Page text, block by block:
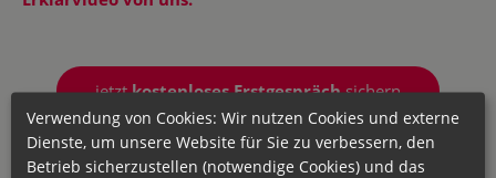
jetztkostenloses Erstgesprächsichern
Kunde
Roularta
Verwendung von Cookies: Wir nutzen Cookies und externe
Dienste, um unsere Website für Sie zu verbessern, den
Betrieb sicherzustellen (notwendige Cookies) und das